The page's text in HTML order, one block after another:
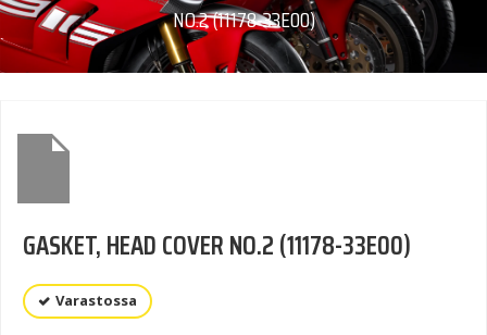
NO.2 (11178-33E00)
GASKET, HEAD COVER NO.2 (11178-33E00)
Varastossa